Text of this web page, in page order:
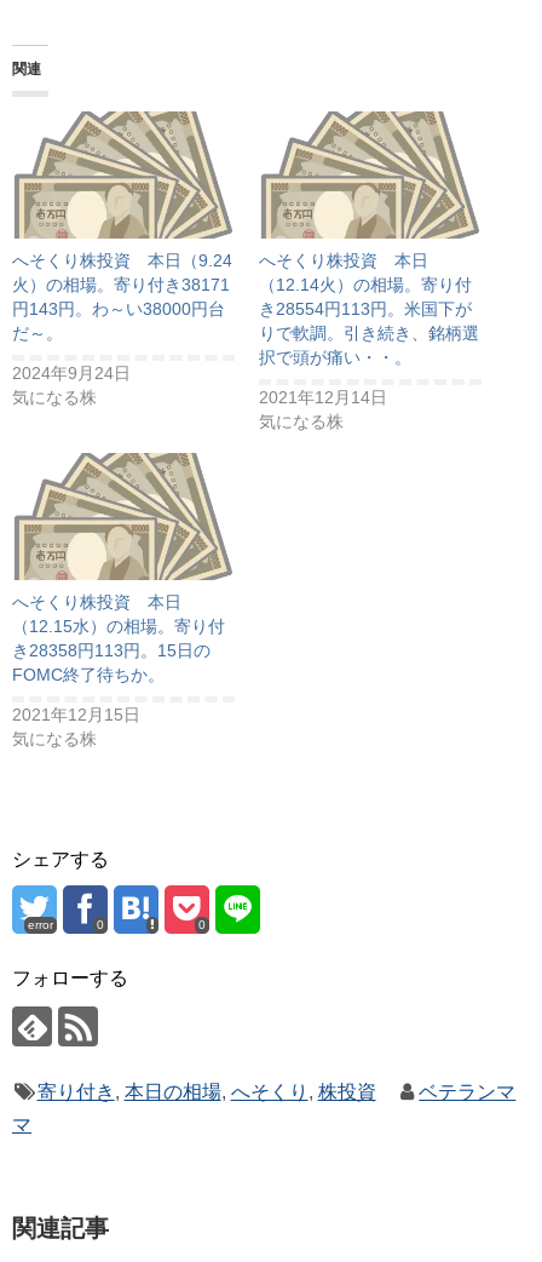
関連
へそくり株投資 本日（9.24
火）の相場。寄り付き38171
円143円。わ～い38000円台
だ～。
2024年9月24日
気になる株
へそくり株投資 本日
（12.14火）の相場。寄り付
き28554円113円。米国下が
りで軟調。引き続き、銘柄選
択で頭が痛い・・。
2021年12月14日
気になる株
へそくり株投資 本日
（12.15水）の相場。寄り付
き28358円113円。15日の
FOMC終了待ちか。
2021年12月15日
気になる株
シェアする
error 0 0
フォローする
寄り付き , 本日の相場, へそくり , 株投資
ベテランマ
マ
関連記事